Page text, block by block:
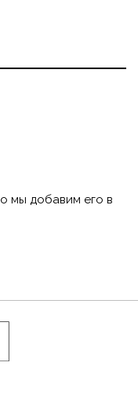
мы добавим его в